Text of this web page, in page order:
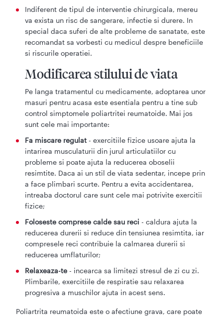
Indiferent de tipul de interventie chirurgicala, mereu
va exista un risc de sangerare, infectie si durere. In
special daca suferi de alte probleme de sanatate, este
recomandat sa vorbesti cu medicul despre beneficiile
si riscurile operatiei.
Modificarea stilului de viata
Pe langa tratamentul cu medicamente, adoptarea unor
masuri pentru acasa este esentiala pentru a tine sub
control simptomele poliartritei reumatoide. Mai jos
sunt cele mai importante:
Fa miscare regulat - exercitiile fizice usoare ajuta la
intarirea musculaturii din jurul articulatiilor cu
probleme si poate ajuta la reducerea oboselii
resimtite. Daca ai un stil de viata sedentar, incepe prin
a face plimbari scurte. Pentru a evita accidentarea,
intreaba doctorul care sunt cele mai potrivite exercitii
fizice;
Foloseste comprese calde sau reci - caldura ajuta la
reducerea durerii si reduce din tensiunea resimtita, iar
compresele reci contribuie la calmarea durerii si
reducerea umflaturilor;
Relaxeaza-te - incearca sa limitezi stresul de zi cu zi.
Plimbarile, exercitiile de respiratie sau relaxarea
progresiva a muschilor ajuta in acest sens.
Poliartrita reumatoida este o afectiune grava, care poate